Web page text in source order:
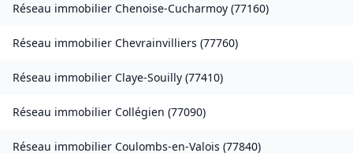
Réseau immobilier Chenoise-Cucharmoy (77160)
Réseau immobilier Chevrainvilliers (77760)
Réseau immobilier Claye-Souilly (77410)
Réseau immobilier Collégien (77090)
Réseau immobilier Coulombs-en-Valois (77840)